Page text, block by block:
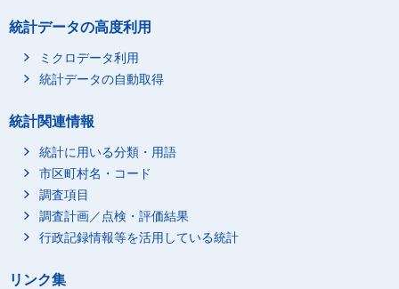
統計データの高度利用
ミクロデータ利用
統計データの自動取得
統計関連情報
統計に用いる分類・用語
市区町村名・コード
調査項目
調査計画／点検・評価結果
行政記録情報等を活用している統計
リンク集